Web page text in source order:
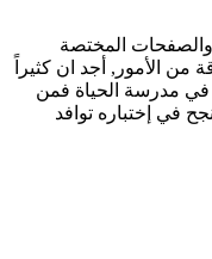
والصفحات المختصة
من الأمور, أجد ان كثيراً
في مدرسة الحياة فمن
في إختباره توافد